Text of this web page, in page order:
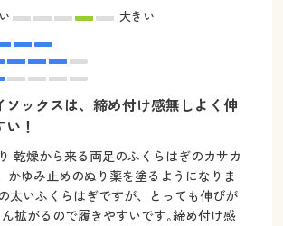
大きい
ソックスは、締め付け感無しよく伸
！
乾燥から来る両足のふくらはぎのカサカ
かゆみ止めのぬり薬を塗るようになりま
太いふくらはぎですが、とっても伸びが
拡がるので履きやすいです｡締め付け感